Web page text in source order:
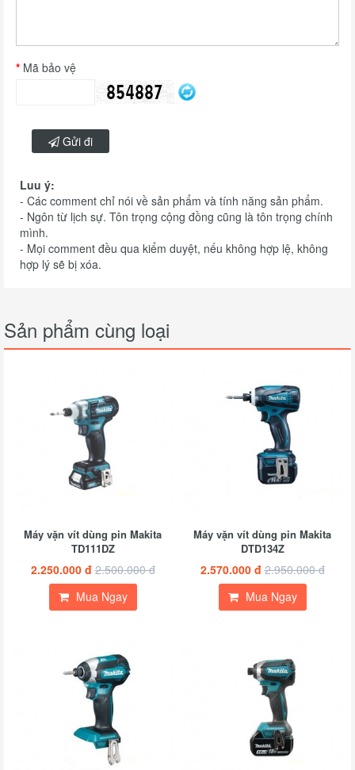
Mã bảo vệ
Gửi đi
Luu ý:
- Các comment chỉ nói về sản phẩm và tính năng sản phẩm.
- Ngôn từ lịch sự. Tôn trọng cộng đồng cũng là tôn trọng chính
mình.
- Mọi comment đều qua kiểm duyệt, nếu không hợp lệ, không
hợp lý sẽ bị xóa.
Sản phẩm cùng loại
Máy vặn vít dùng pin Makita
TD111DZ
2.250.000 đ 2.500.000 đ
Mua Ngay
Máy vặn vít dùng pin Makita
DTD134Z
2.570.000 đ 2.950.000 đ
Mua Ngay